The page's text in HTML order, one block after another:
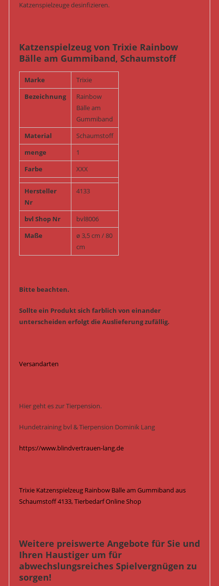
Katzenspielzeuge desinfizieren.
Katzenspielzeug von Trixie Rainbow
Bälle am Gummiband, Schaumstoff
Marke
Trixie
Bezeichnung
Rainbow
Bälle am
Gummiband
Material
Schaumstoff
menge
1
Farbe
XXX
Hersteller
Nr
4133
bvl Shop Nr
bvl8006
Maße
ø 3,5 cm / 80
cm
Bitte beachten.
Sollte ein Produkt sich farblich von einander
unterscheiden erfolgt die Auslieferung zufällig.
Versandarten
Hier geht es zur Tierpension.
Hundetraining bvl & Tierpension Dominik Lang
https://www.blindvertrauen-lang.de
Trixie Katzenspielzeug Rainbow Bälle am Gummiband aus
Schaumstoff 4133, Tierbedarf Online Shop
Weitere preiswerte Angebote für Sie und
Ihren Haustiger um für
abwechslungsreiches Spielvergnügen zu
sorgen!